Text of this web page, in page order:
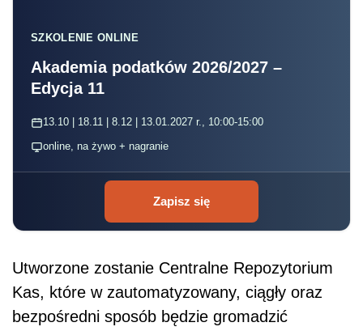
SZKOLENIE ONLINE
Akademia podatków 2026/2027 –
Edycja 11
13.10 | 18.11 | 8.12 | 13.01.2027 r., 10:00-15:00
online, na żywo + nagranie
Zapisz się
Utworzone zostanie Centralne Repozytorium
Kas, które w zautomatyzowany, ciągły oraz
bezpośredni sposób będzie gromadzić